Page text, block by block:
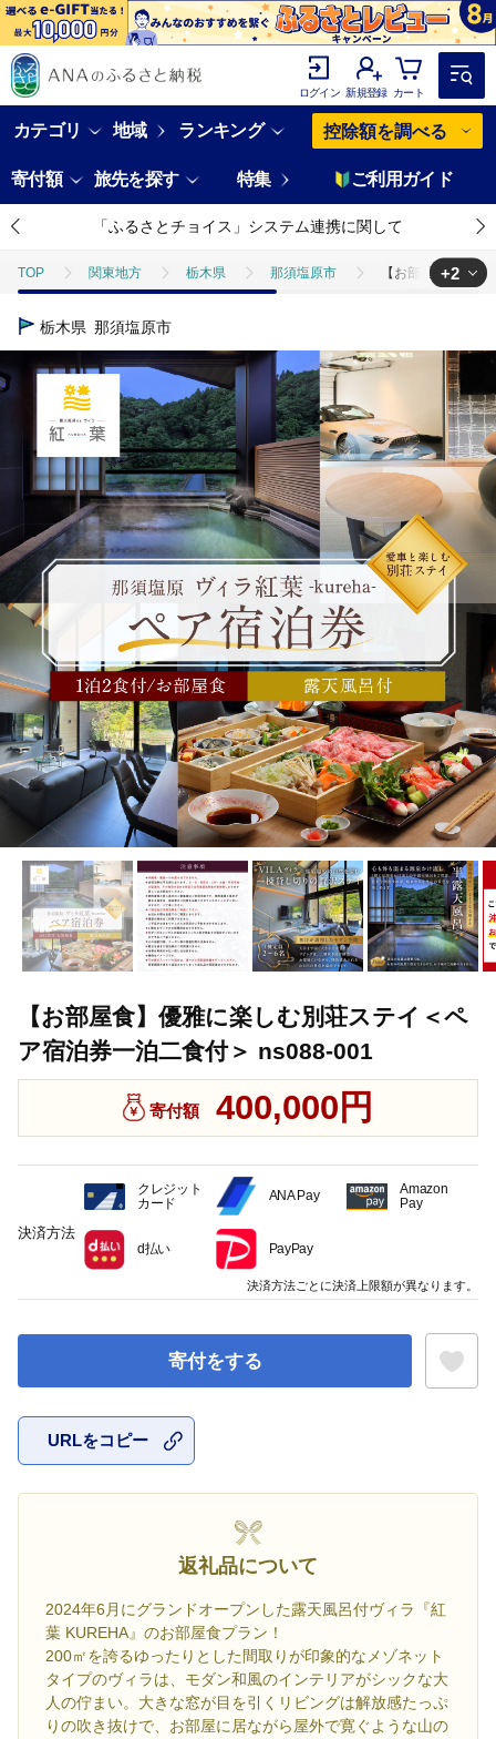
ログイン 新規登録 カート
カテゴリ 地域 ランキング 控除額を調べる
寄付額 旅先を探す 特集 ご利用ガイド
「ふるさとチョイス」システム連携に関して
TOP 関東地方 栃木県 那須塩原市 【お部屋食】優
TOP
旅行・宿泊・体験 宿泊券 【お部屋食】優雅に楽しむ
+2
栃木県 那須塩原市
【お部屋食】優雅に楽しむ別荘ステイ＜ペ
ア宿泊券一泊二食付＞ ns088-001
寄付額 400,000円
寄付をする
URLをコピー
返礼品について
2024年6月にグランドオープンした露天風呂付ヴィラ『紅
葉 KUREHA』のお部屋食プラン！
200㎡を誇るゆったりとした間取りが印象的なメゾネット
タイプのヴィラは、モダン和風のインテリアがシックな大
人の佇まい。大きな窓が目を引くリビングは解放感たっぷ
りの吹き抜けで、お部屋に居ながら屋外で寛ぐような山の
決済方法
クレジット
カード
ANA Pay
Amazon
Pay
d払い PayPay
決済方法ごとに決済上限額が異なります。